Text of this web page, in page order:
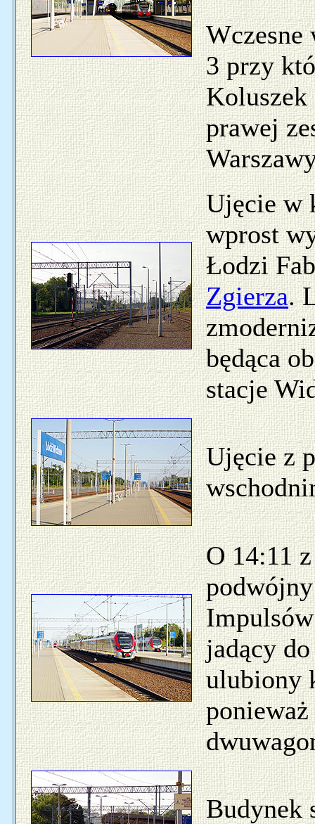
Wczesne
3 przy
Koluszek
prawej
Ujęcie w
wprost
Łodzi
Zgierza.
będąca
stacje
Ujęcie z
O 14:11
jadący
ulubiony
Budynek